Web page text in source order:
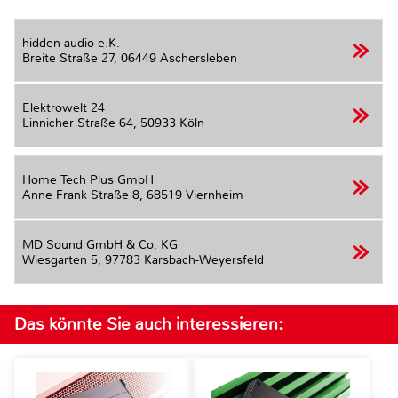
hidden audio e.K.
Breite Straße 27, 06449 Aschersleben
Elektrowelt 24
Linnicher Straße 64, 50933 Köln
Home Tech Plus GmbH
Anne Frank Straße 8, 68519 Viernheim
MD Sound GmbH & Co. KG
Wiesgarten 5, 97783 Karsbach-Weyersfeld
Das könnte Sie auch interessieren: